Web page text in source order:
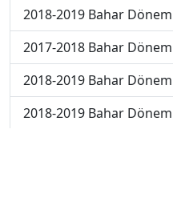
2018-2019 Bahar Dönemi
2017-2018 Bahar Dönemi
2018-2019 Bahar Dönemi
2018-2019 Bahar